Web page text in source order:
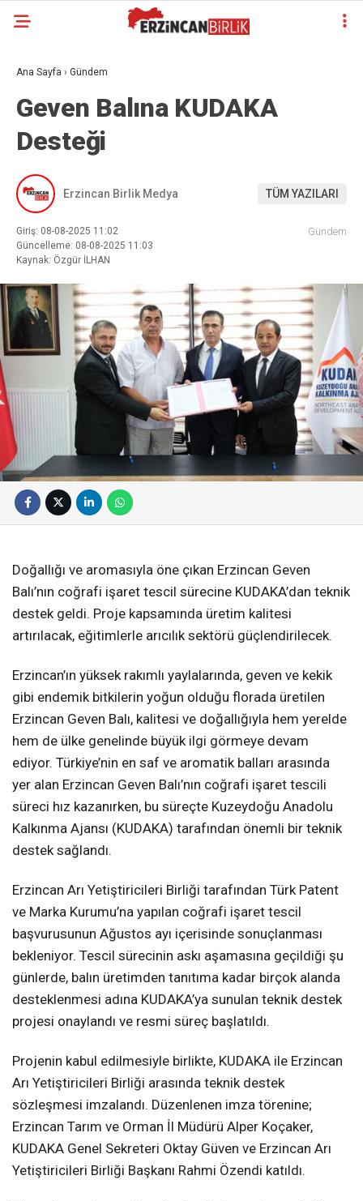
Ana Sayfa › Gündem
Geven Balına KUDAKA
Desteği
Erzincan Birlik Medya TÜM YAZILARI
Giriş: 08-08-2025 11:02
Güncelleme: 08-08-2025 11:03
Kaynak: Özgür İLHAN
Gündem
Doğallığı ve aromasıyla öne çıkan Erzincan Geven
Balı’nın coğrafi işaret tescil sürecine KUDAKA’dan teknik
destek geldi. Proje kapsamında üretim kalitesi
artırılacak, eğitimlerle arıcılık sektörü güçlendirilecek.
Erzincan’ın yüksek rakımlı yaylalarında, geven ve kekik
gibi endemik bitkilerin yoğun olduğu florada üretilen
Erzincan Geven Balı, kalitesi ve doğallığıyla hem yerelde
hem de ülke genelinde büyük ilgi görmeye devam
ediyor. Türkiye’nin en saf ve aromatik balları arasında
yer alan Erzincan Geven Balı’nın coğrafi işaret tescili
süreci hız kazanırken, bu süreçte Kuzeydoğu Anadolu
Kalkınma Ajansı (KUDAKA) tarafından önemli bir teknik
destek sağlandı.
Erzincan Arı Yetiştiricileri Birliği tarafından Türk Patent
ve Marka Kurumu’na yapılan coğrafi işaret tescil
başvurusunun Ağustos ayı içerisinde sonuçlanması
bekleniyor. Tescil sürecinin askı aşamasına geçildiği şu
günlerde, balın üretimden tanıtıma kadar birçok alanda
desteklenmesi adına KUDAKA’ya sunulan teknik destek
projesi onaylandı ve resmi süreç başlatıldı.
Projenin kabul edilmesiyle birlikte, KUDAKA ile Erzincan
Arı Yetiştiricileri Birliği arasında teknik destek
sözleşmesi imzalandı. Düzenlenen imza törenine;
Erzincan Tarım ve Orman İl Müdürü Alper Koçaker,
KUDAKA Genel Sekreteri Oktay Güven ve Erzincan Arı
Yetiştiricileri Birliği Başkanı Rahmi Özendi katıldı.